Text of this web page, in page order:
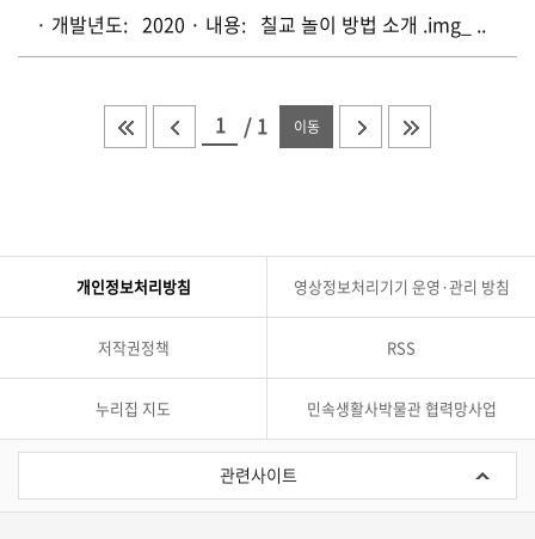
· 개발년도: 2020 · 내용: 칠교 놀이 방법 소개 .img_ ..
/ 1 이동
개인정보처리방침 영상정보처리기기 운영·관리 방침
저작권정책 RSS
누리집 지도 민속생활사박물관 협력망사업
관
이
관련사이트